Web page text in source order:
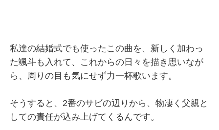
私達の結婚式でも使ったこの曲を、新しく加わっ
た颯斗も入れて、これからの日々を描き思いなが
ら、周りの目も気にせず力一杯歌います。
そうすると、2番のサビの辺りから、物凄く父親と
しての責任が込み上げてくるんです。